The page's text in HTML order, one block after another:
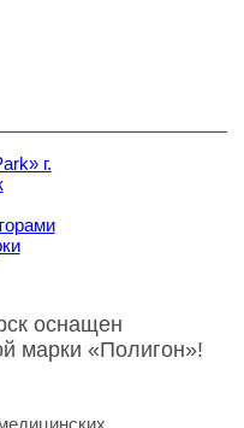
оснащен
марки «Полигон»!